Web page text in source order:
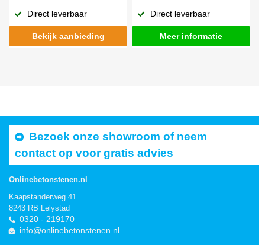
Direct leverbaar
Bekijk aanbieding
Direct leverbaar
Meer informatie
Bezoek onze showroom of neem
contact op voor gratis advies
Onlinebetonstenen.nl
Kaapstanderweg 41
8243 RB Lelystad
0320 - 219170
info@onlinebetonstenen.nl